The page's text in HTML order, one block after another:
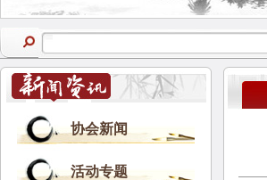
协会新闻
活动专题